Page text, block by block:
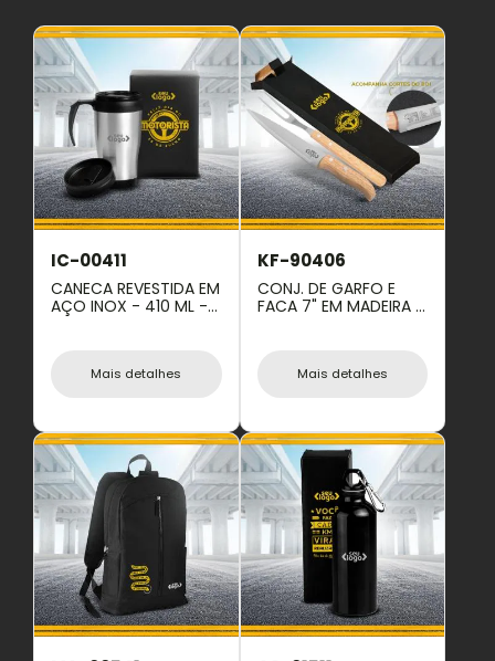
IC-00411
CANECA REVESTIDA EM
AÇO INOX - 410 ML -
Mais detalhes
KF-90406
CONJ. DE GARFO E
FACA 7" EM MADEIRA -
Mais detalhes